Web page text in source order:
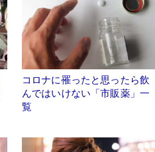
コロナに罹ったと思ったら飲
んではいけない「市販薬」一
覧